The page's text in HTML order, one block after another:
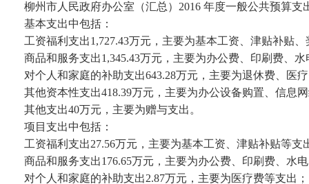
柳州市人民政府办公室（汇总）2016 年度一般公共预算支
基本支出中包括：
工资福利支出1,727.43万元，主要为基本工资、津贴补贴
商品和服务支出1,345.43万元，主要为办公费、印刷费、
对个人和家庭的补助支出643.28万元，主要为退休费、医
其他资本性支出418.39万元，主要为办公设备购置、信息
其他支出40万元，主要为赠与支出。
项目支出中包括：
工资福利支出27.56万元，主要为基本工资、津贴补贴等支
商品和服务支出176.65万元，主要为办公费、印刷费、水
对个人和家庭的补助支出2.87万元，主要为医疗费等支出；